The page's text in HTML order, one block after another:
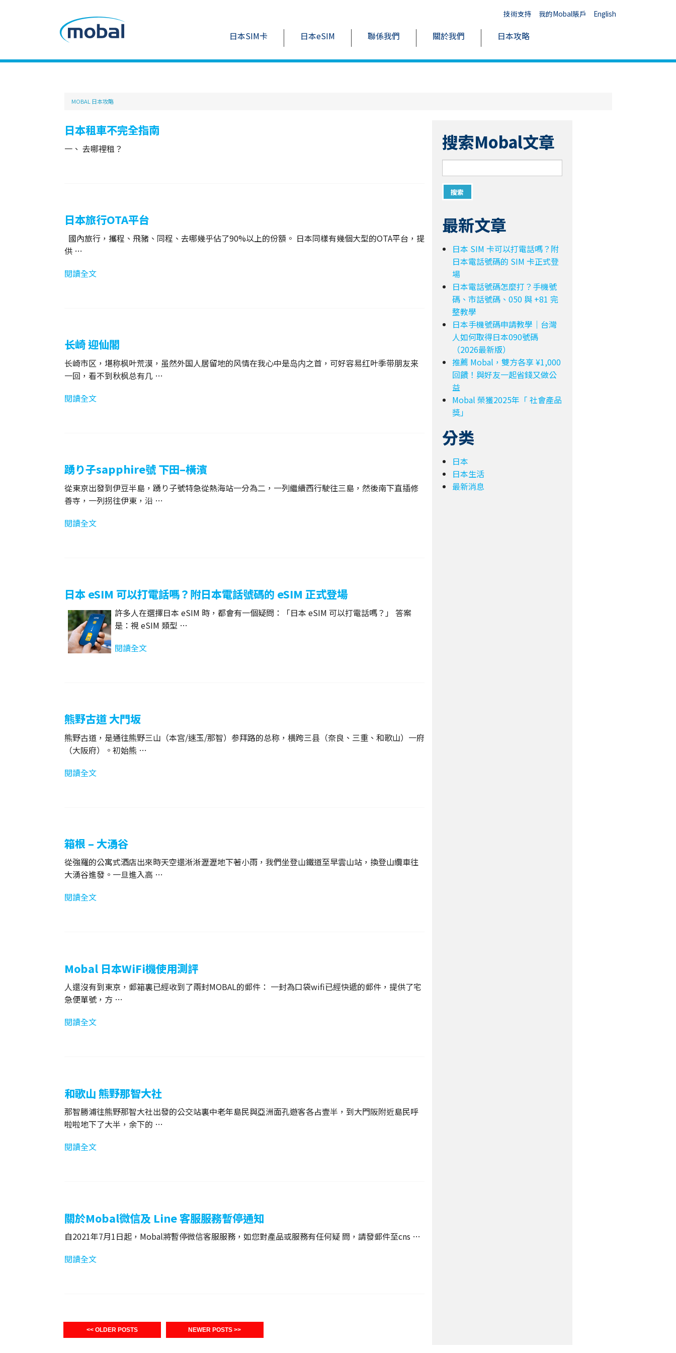
技術支持 我的Mobal賬戶 English
日本SIM卡 日本eSIM 聯係我們 關於我們 日本攻略
MOBAL 日本攻略
日本租車不完全指南
一、 去哪裡租？
日本旅行OTA平台
國內旅行，攜程、飛豬、同程、去哪幾乎佔了90%以上的份額。 日本同樣有幾個大型的OTA平台，提
供 …
閱讀全文
长崎 迎仙閣
长崎市区，堪称枫叶荒漠，虽然外国人居留地的风情在我心中是岛内之首，可好容易红叶季带朋友来
一回，看不到秋枫总有几 …
閱讀全文
踴り子sapphire號 下田–橫濱
從東京出發到伊豆半島，踴り子號特急從熱海站一分為二，一列繼續西行駛往三島，然後南下直插修
善寺，一列拐往伊東，沿 …
閱讀全文
日本 eSIM 可以打電話嗎？附日本電話號碼的 eSIM 正式登場
許多人在選擇日本 eSIM 時，都會有一個疑問：「日本 eSIM 可以打電話嗎？」 答案
是：視 eSIM 類型 …
閱讀全文
熊野古道 大門坂
熊野古道，是通往熊野三山（本宫/速玉/那智）参拜路的总称，横跨三县（奈良、三重、和歌山）一府
（大阪府）。初始熊 …
閱讀全文
箱根 – 大湧谷
從強羅的公寓式酒店出來時天空還淅淅瀝瀝地下著小雨，我們坐登山鐵道至早雲山站，換登山纜車往
大湧谷進發。一旦進入高 …
閱讀全文
Mobal 日本WiFi機使用測評
人還沒有到東京，郵箱裏已經收到了兩封MOBAL的郵件： 一封為口袋wifi已經快遞的郵件，提供了宅
急便單號，方 …
閱讀全文
和歌山 熊野那智大社
那智勝浦往熊野那智大社出發的公交站裏中老年島民與亞洲面孔遊客各占壹半，到大門阪附近島民呼
啦啦地下了大半，余下的 …
閱讀全文
關於Mobal微信及 Line 客服服務暫停通知
自2021年7月1日起，Mobal將暫停微信客服服務，如您對產品或服務有任何疑 問，請發郵件至cns …
閱讀全文
<< OLDER POSTS NEWER POSTS >>
搜索Mobal文章
最新文章
日本 SIM 卡可以打電話嗎？附
日本電話號碼的 SIM 卡正式登
場
日本電話號碼怎麼打？手機號
碼、市話號碼、050 與 +81 完
整教學
日本手機號碼申請教學｜台灣
人如何取得日本090號碼
（2026最新版）
推薦 Mobal，雙方各享 ¥1,000
回饋！與好友一起省錢又做公
益
Mobal 榮獲2025年「 社會產品
獎」
分类
日本
日本生活
最新消息